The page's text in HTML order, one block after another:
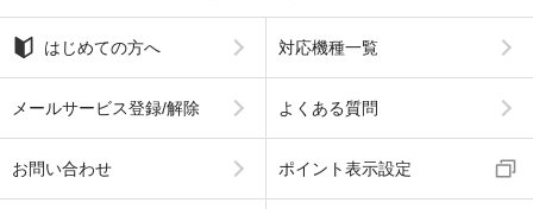
はじめての方へ 対応機種一覧
メールサービス登録/解除 よくある質問
お問い合わせ ポイント表示設定